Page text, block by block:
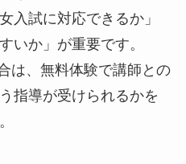
入試に対応できるか」
いか」が重要です。
は、無料体験で講師との
指導が受けられるかを